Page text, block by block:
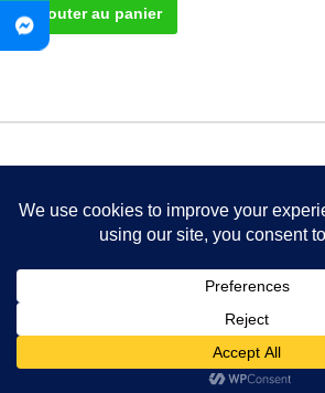
Ajouter au panier